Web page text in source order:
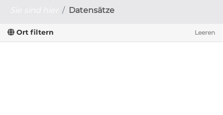
Datensätze
Ort filtern Leeren